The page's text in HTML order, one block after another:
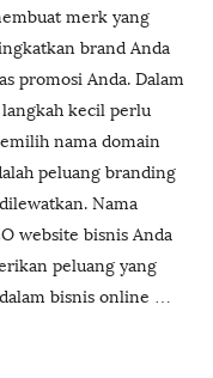
merk yang
brand Anda
promosi Anda. Dalam
kecil perlu
nama domain
peluang branding
Nama
website bisnis Anda
peluang yang
bisnis online …